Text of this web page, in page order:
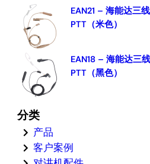
EAN21 – 海能达三
PTT（米色）
EAN18 – 海能达三
PTT（黑色）
分类
产品
客户案例